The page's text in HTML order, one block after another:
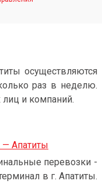
осуществляются
раз в неделю.
и компаний.
— Апатиты
перевозки -
в г. Апатиты.